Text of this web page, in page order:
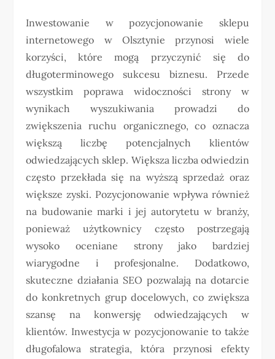
Inwestowanie w pozycjonowanie sklepu
internetowego w Olsztynie przynosi wiele
korzyści, które mogą przyczynić się do
długoterminowego sukcesu biznesu. Przede
wszystkim poprawa widoczności strony w
wynikach wyszukiwania prowadzi do
zwiększenia ruchu organicznego, co oznacza
większą liczbę potencjalnych klientów
odwiedzających sklep. Większa liczba odwiedzin
często przekłada się na wyższą sprzedaż oraz
większe zyski. Pozycjonowanie wpływa również
na budowanie marki i jej autorytetu w branży,
ponieważ użytkownicy często postrzegają
wysoko oceniane strony jako bardziej
wiarygodne i profesjonalne. Dodatkowo,
skuteczne działania SEO pozwalają na dotarcie
do konkretnych grup docelowych, co zwiększa
szansę na konwersję odwiedzających w
klientów. Inwestycja w pozycjonowanie to także
długofalowa strategia, która przynosi efekty